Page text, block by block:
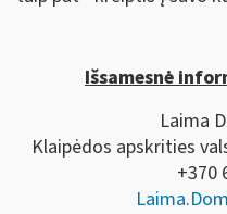
Išsamesnė
Laima
Klaipėdos apskrities
+370